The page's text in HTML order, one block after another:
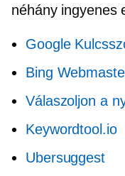
néhány ingyenes
Google
Bing
Válaszoljon a
Keywordtool.io
Ubersuggest